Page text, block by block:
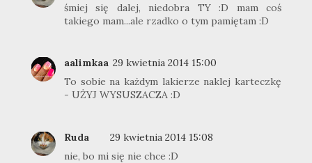
śmiej się dalej, niedobra TY :D mam coś
takiego mam...ale rzadko o tym pamiętam :D
aalimkaa 29 kwietnia 2014 15:00
To sobie na każdym lakierze naklej karteczkę
- UŻYJ WYSUSZACZA :D
Ruda
29 kwietnia 2014 15:08
nie, bo mi się nie chce :D